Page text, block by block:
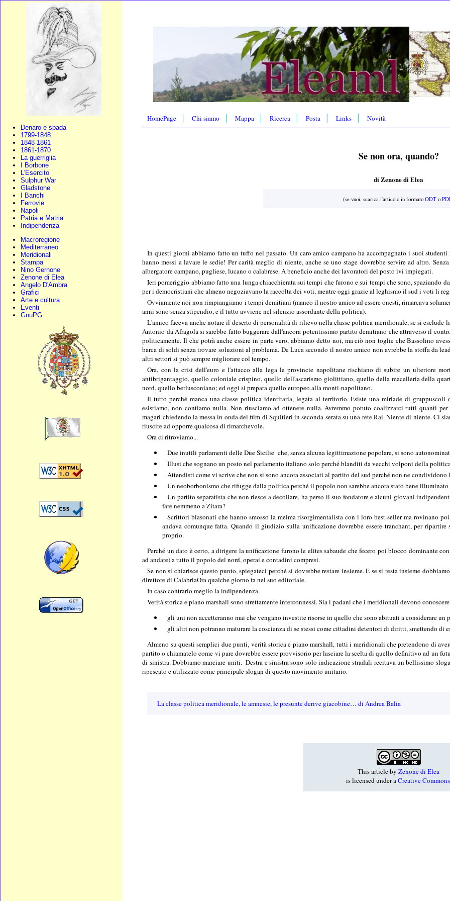
Denaro e spada
1799-1848
1848-1861
1861-1870
La guerriglia
I Borbone
L'Esercito
Sulphur War
Gladstone
I Banchi
Ferrovie
Napoli
Patria e Matria
Indipendenza
Macroregione
Mediterraneo
Meridionali
Stampa
Nino Gernone
Zenone di Elea
Angelo D'Ambra
Grafici
Arte e cultura
Eventi
GnuPG
HomePage Chi siamo Mappa Ricerca Posta Links Novità
Se non ora, quando?
di Zenone di Elea
(se vuoi, scarica l'articolo in formatoODT o
In questi giorni abbiamo fatto un tuffo nel passato. Un caro amico campano ha accompagnato i suoi
hanno messi a lavare le sedie! Per carità meglio di niente, anche se uno stage dovrebbe servire ad altro.
albergatore campano, pugliese, lucano o calabrese. A beneficio anche dei lavoratori del posto ivi impiegati.
Ieri pomeriggio abbiamo fatto una lunga chiacchierata sui tempi che furono e sui tempi che sono,
per i democristiani che almeno negoziavano la raccolta dei voti, mentre oggi grazie al leghismo il sud i voti li
Ovviamente noi non rimpiangiamo i tempi demitiani (manco il nostro amico ad essere onesti, rimarcava
anni sono senza stipendio, e il tutto avviene nel silenzio assordante della politica).
L'amico faceva anche notare il deserto di personalità di rilievo nella classe politica meridionale, se si
Antonio da Afragola si sarebbe fatto buggerare dall'ancora potentissimo partito demitiano che attraverso il
politicamente. Il che potrà anche essere in parte vero, abbiamo detto noi, ma ciò non toglie che Bassolino
barca di soldi senza trovare soluzioni al problema. De Luca secondo il nostro amico non avrebbe la stoffa da
altri settori si può sempre migliorare col tempo.
Ora, con la crisi dell'euro e l'attacco alla lega le provincie napolitane rischiano di subire un ulteriore
antibrigantaggio, quello coloniale crispino, quello dell'ascarismo giolittiano, quello della macelleria della
nord, quello berlusconiano; ed oggi si prepara quello europeo alla monti-napolitano.
Il tutto perché manca una classe politica identitaria, legata al territorio. Esiste una miriade di
esistiamo, non contiamo nulla. Non riusciamo ad ottenere nulla. Avremmo potuto coalizzarci tutti quanti
magari chiedendo la messa in onda del film di Squitieri in seconda serata su una rete Rai. Niente di niente. Ci
riuscire ad opporre qualcosa di rimarchevole.
Ora ci ritroviamo...
Due inutili parlamenti delle Due Sicilie che, senza alcuna legittimazione popolare, si sono
Illusi che sognano un posto nel parlamento italiano solo perché blanditi da vecchi volponi della
Attendisti come vi scrive che non si sono ancora associati al partito del sud perché non ne
Un neoborbonismo che rifugge dalla politica perché il popolo non sarebbe ancora stato bene
Un partito separatista che non riesce a decollare, ha perso il suo fondatore e alcuni giovani
fare nemmeno a Zitara?
Scrittori blasonati che hanno smosso la melma risorgimentalista con i loro best-seller ma rovinano
andava comunque fatta. Quando il giudizio sulla unificazione dovrebbe essere tranchant, per
proprio.
Perché un dato è certo, a dirigere la unificazione furono le elites sabaude che fecero poi blocco dominante
ad andare) a tutto il popolo del nord, operai e contadini compresi.
Se non si chiarisce questo punto, spiegateci perché si dovrebbe restare insieme. E se si resta insieme
direttore di CalabriaOra qualche giorno fa nel suo editoriale.
In caso contrario meglio la indipendenza.
Verità storica e piano marshall sono strettamente interconnessi. Sia i padani che i meridionali devono
gli uni non accetteranno mai che vengano investite risorse in quello che sono abituati a considerare un
gli altri non potranno maturare la coscienza di se stessi come cittadini detentori di diritti, smettendo di
Almeno su questi semplici due punti, verità storica e piano marshall, tutti i meridionali che pretendono di
partito o chiamatelo come vi pare dovrebbe essere provvisorio per lasciare la scelta di quello definitivo ad un
di sinistra. Dobbiamo marciare uniti. Destra e sinistra sono solo indicazione stradali recitava un bellissimo
ripescato e utilizzato come principale slogan di questo movimento unitario.
La classe politica meridionale, le amnesie, le presunte derive giacobine… di Andrea Balìa
This articlebyZenone di Elea
is licensed under a Creative Commons